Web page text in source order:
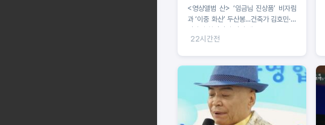
<영상앨범 산> ‘임금님 진상품’ 비자림
과 ‘이중 화산’ 두산봉...건축가 김호민·사
22시간전